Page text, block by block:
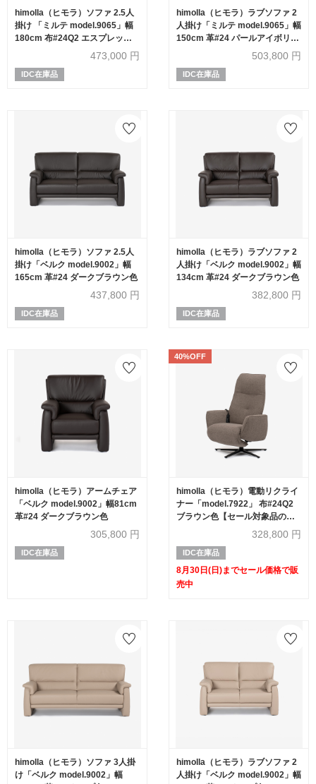
himolla（ヒモラ）ソファ 2.5人
掛け 「ミルテ model.9065」幅
180cm 布#24Q2 エスプレッソ
473,000 円
IDC在庫品
himolla（ヒモラ）ラブソファ 2
人掛け「ミルテ model.9065」幅
150cm 革#24 パールアイボリー
503,800 円
IDC在庫品
himolla（ヒモラ）ソファ 2.5人
掛け「ベルク model.9002」幅
165cm 革#24 ダークブラウン色
437,800 円
IDC在庫品
himolla（ヒモラ）ラブソファ 2
人掛け「ベルク model.9002」幅
134cm 革#24 ダークブラウン色
382,800 円
IDC在庫品
himolla（ヒモラ）アームチェア
「ベルク model.9002」幅81cm
革#24 ダークブラウン色
305,800 円
IDC在庫品
40%OFF
himolla（ヒモラ）電動リクライ
ナー「model.7922」 布#24Q2
ブラウン色【セール対象品のた
328,800 円
IDC在庫品
8月30日(日)までセール価格で販
売中
himolla（ヒモラ）ソファ 3人掛
け「ベルク model.9002」幅
himolla（ヒモラ）ラブソファ 2
人掛け「ベルク model.9002」幅